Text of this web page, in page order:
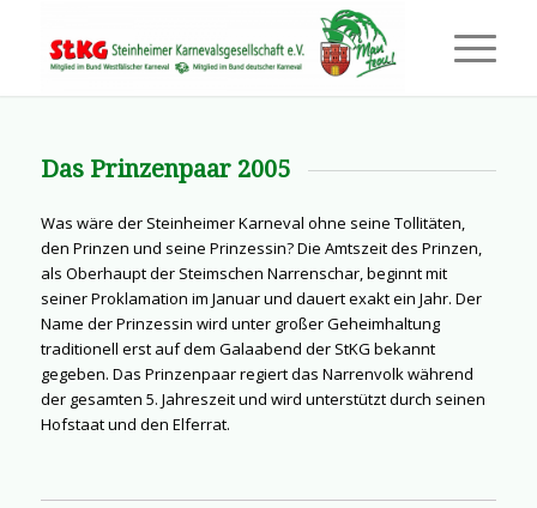
Das Prinzenpaar 2005
Was wäre der Steinheimer Karneval ohne seine Tollitäten,
den Prinzen und seine Prinzessin? Die Amtszeit des Prinzen,
als Oberhaupt der Steimschen Narrenschar, beginnt mit
seiner Proklamation im Januar und dauert exakt ein Jahr. Der
Name der Prinzessin wird unter großer Geheimhaltung
traditionell erst auf dem Galaabend der StKG bekannt
gegeben. Das Prinzenpaar regiert das Narrenvolk während
der gesamten 5. Jahreszeit und wird unterstützt durch seinen
Hofstaat und den Elferrat.